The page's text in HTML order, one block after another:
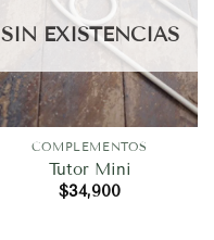
SIN EXISTENCIAS
COMPLEMENTOS
Tutor Mini
$34,900